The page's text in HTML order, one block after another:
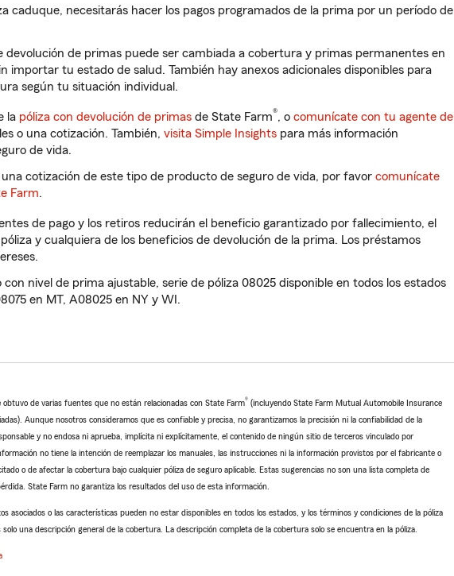
caduque, necesitarás hacer los pagos programados de la prima por un período de
devolución de primas puede ser cambiada a cobertura y primas permanentes en
importar tu estado de salud. También hay anexos adicionales disponibles para
según tu situación individual.
la póliza con devolución de primas de State Farm®, o comunícate con tu agente de
o una cotización. También, visita Simple Insights para más información
de vida.
cotización de este tipo de producto de seguro de vida, por favor comunícate
Farm.
de pago y los retiros reducirán el beneficio garantizado por fallecimiento, el
y cualquiera de los beneficios de devolución de la prima. Los préstamos
con nivel de prima ajustable, serie de póliza 08025 disponible en todos los estados
en MT, A08025 en NY y WI.
obtuvo de varias fuentes que no están relacionadas con State Farm® (incluyendo State Farm Mutual Automobile Insurance
Aunque nosotros consideramos que es confiable y precisa, no garantizamos la precisión ni la confiabilidad de la
y no endosa ni aprueba, implícita ni explícitamente, el contenido de ningún sitio de terceros vinculado por
no tiene la intención de reemplazar los manuales, las instrucciones ni la información provistos por el fabricante o
o de afectar la cobertura bajo cualquier póliza de seguro aplicable. Estas sugerencias no son una lista completa de
State Farm no garantiza los resultados del uso de esta información.
asociados o las características pueden no estar disponibles en todos los estados, y los términos y condiciones de la póliza
una descripción general de la cobertura. La descripción completa de la cobertura solo se encuentra en la póliza.